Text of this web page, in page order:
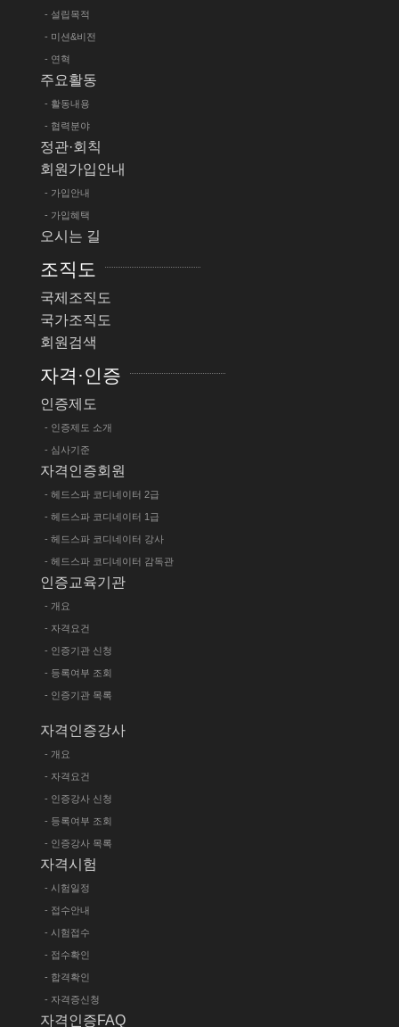
- 설립목적
- 미션&비전
- 연혁
주요활동
- 활동내용
- 협력분야
정관·회칙
회원가입안내
- 가입안내
- 가입혜택
오시는 길
조직도
국제조직도
국가조직도
회원검색
자격·인증
인증제도
- 인증제도 소개
- 심사기준
자격인증회원
- 헤드스파 코디네이터 2급
- 헤드스파 코디네이터 1급
- 헤드스파 코디네이터 강사
- 헤드스파 코디네이터 감독관
인증교육기관
- 개요
- 자격요건
- 인증기관 신청
- 등록여부 조회
- 인증기관 목록
자격인증강사
- 개요
- 자격요건
- 인증강사 신청
- 등록여부 조회
- 인증강사 목록
자격시험
- 시험일정
- 접수안내
- 시험접수
- 접수확인
- 합격확인
- 자격증신청
자격인증FAQ